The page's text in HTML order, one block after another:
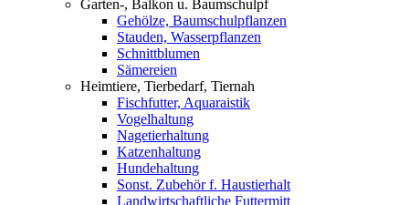
Garten-, Balkon u. Baumschulpf
Gehölze, Baumschulpflanzen
Stauden, Wasserpflanzen
Schnittblumen
Sämereien
Heimtiere, Tierbedarf, Tiernah
Fischfutter, Aquaraistik
Vogelhaltung
Nagetierhaltung
Katzenhaltung
Hundehaltung
Sonst. Zubehör f. Haustierhalt
Landwirtschaftliche Futtermitt